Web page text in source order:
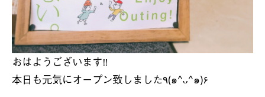
おはようございます‼︎
本日も元気にオープン致しました٩(๑^ᴗ^๑)۶